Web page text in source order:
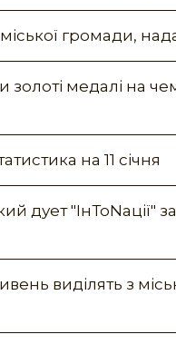
громади,
медалі на
на 11 січня
дует "ІнТоNації"
виділять з